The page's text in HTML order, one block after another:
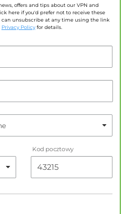
offers and tips about our VPN and
here if you'd prefer not to receive these
can unsubscribe at any time using the link
Privacy Policy for details.
Kod pocztowy